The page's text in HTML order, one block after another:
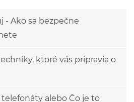
- Ako sa bezpečne
ktoré vás pripravia o
alebo Čo je to